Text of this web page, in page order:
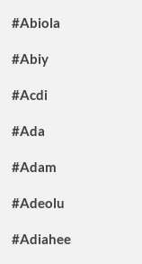
#Abiola
#Abiy
#Acdi
#Ada
#Adam
#Adeolu
#Adiahee